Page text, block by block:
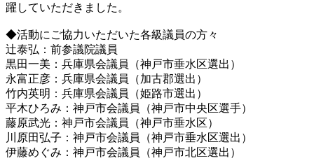
躍していただきました。
◆活動にご協力いただいた各級議員の方々
辻泰弘：前参議院議員
黒田一美：兵庫県会議員（神戸市垂水区選出）
永富正彦：兵庫県会議員（加古郡選出）
竹内英明：兵庫県会議員（姫路市選出）
平木ひろみ：神戸市会議員（神戸市中央区選手）
藤原武光：神戸市会議員（神戸市垂水区）
川原田弘子：神戸市会議員（神戸市垂水区選出）
伊藤めぐみ：神戸市会議員（神戸市北区選出）